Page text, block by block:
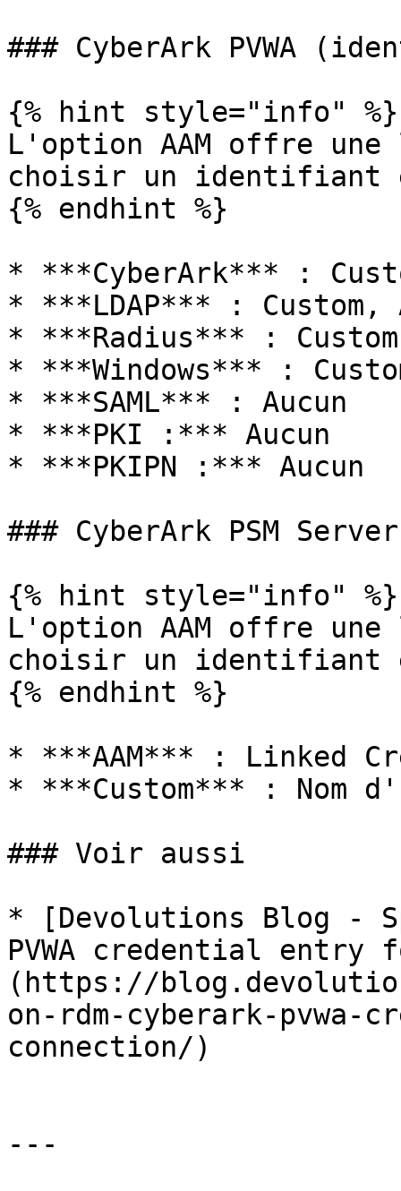
### CyberArk PVWA
{% hint style="info" %}
L'option AAM offre
choisir un identifiant
{% endhint %}
* ***CyberArk*** :
* ***LDAP*** : Custom,
* ***Radius*** :
* ***Windows*** :
* ***SAML*** : Aucun
* ***PKI :*** Aucun
* ***PKIPN :*** Aucun
### CyberArk PSM
{% hint style="info" %}
L'option AAM offre
choisir un identifiant
{% endhint %}
* ***AAM*** : Linked
* ***Custom*** : Nom
### Voir aussi
* [Devolutions Blog -
PVWA credential entry
(https://
on-rdm-cyberark-
connection/)
---